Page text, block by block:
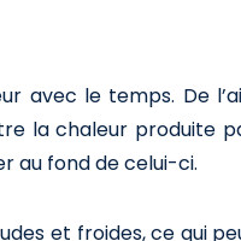
avec le temps. De
la chaleur produite
au fond de celui-ci.
et froides, ce qui